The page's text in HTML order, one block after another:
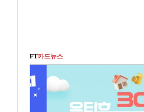
FT카드뉴스